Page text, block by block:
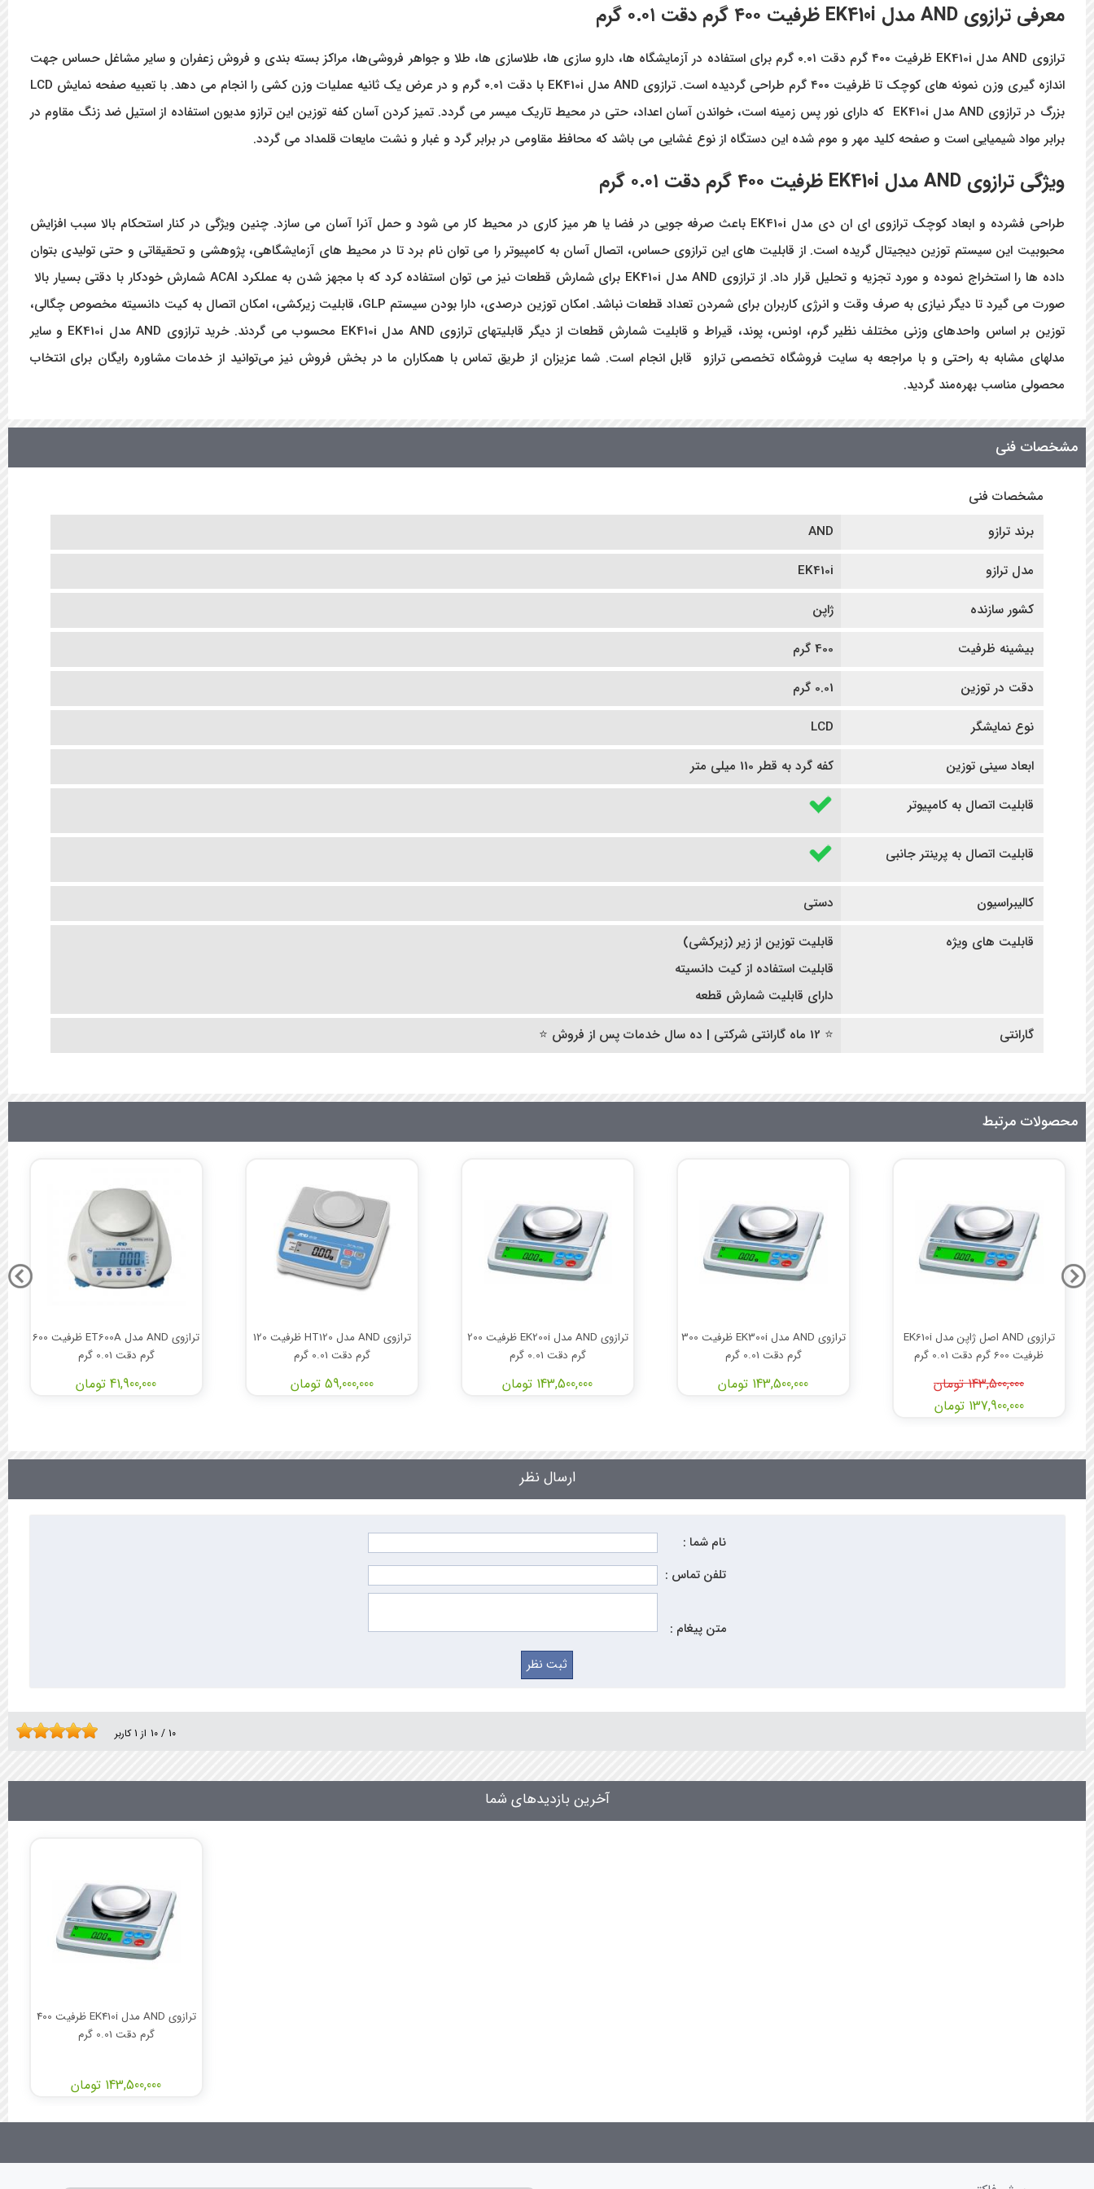
معرفیترازوی AND مدل EK410i ظرفیت ۴۰۰ گرم دقت ۰.۰۱ گرم
ترازوی AND مدل EK410i ظرفیت ۴۰۰ گرم دقت ۰.۰۱ گرم
برای استفاده در آزمایشگاه ها، دارو سازی ها، طلاسازی ها، طلا و جواهر فروشی‌ها، مراکز بسته بندی و فروش زعفران و سایر مشاغل حساس جهت
اندازه گیری وزن نمونه های کوچک تا ظرفیت ۴۰۰ گرم طراحی گردیده است. ترازوی AND مدل EK410i با دقت ۰.۰۱ گرم و در عرض یک ثانیه عملیات وزن کشی را انجام می دهد. با تعبیه صفحه نمایش LCD
بزرگ در ترازوی AND مدل EK410i
که دارای نور پس زمینه است، خواندن آسان اعداد، حتی در محیط تاریک میسر می گردد. تمیز کردن آسان کفه توزین این ترازو مدیون استفاده از استیل ضد زنگ مقاوم در
برابر مواد شیمیایی است و صفحه کلید مهر و موم شده این دستگاه از نوع غشایی می باشد که محافظ مقاومی در برابر گرد و غبار و نشت مایعات قلمداد می گردد.
ویژگیترازویAND مدل EK410i ظرفیت ۴۰۰ گرم دقت ۰.۰۱ گرم
طراحی فشرده و ابعاد کوچک ترازوی ای ان دی مدل EK410i باعث صرفه جویی در فضا یا هر میز کاری در محیط کار می شود و حمل آنرا آسان می سازد. چنین ویژگی در کنار استحکام بالا سبب افزایش
محبوبیت این سیستم توزین دیجیتال گریده است. از قابلیت های این ترازوی حساس، اتصال آسان به کامپیوتر را می توان نام برد تا در محیط های آزمایشگاهی، پژوهشی و تحقیقاتی و حتی تولیدی بتوان
داده ها را استخراج نموده و مورد تجزیه و تحلیل قرار داد. از ترازوی AND مدل EK410i
برای شمارش قطعات نیز می توان استفاده کرد که با مجهز شدن به عملکرد ACAI
شمارش خودکار با دقتی بسیار بالا
صورت می گیرد تا دیگر نیازی به صرف وقت و انرژی کاربران برای شمردن تعداد قطعات نباشد.
امکان توزین درصدی، دارا بودن سیستم GLP، قابلیت زیرکشی، امکان اتصال به کیت دانسیته مخصوص چگالی،
توزین بر اساس واحدهای وزنی مختلف نظیر گرم، اونس، پوند، قیراط و قابلیت شمارش قطعات از دیگر قابلیتهای ترازوی AND مدل EK410i محسوب می گردند. خرید ترازوی AND مدل EK410i
و سایر
مدلهای مشابه به راحتی و با مراجعه به سایت فروشگاه تخصصی ترازو قابل انجام است. شما عزیزان از طریق تماس با همکاران ما در بخش فروش نیز می‌توانید از خدمات مشاوره رایگان برای انتخاب
محصولی مناسب بهره‌مند گردید.
مشخصات فنی
مشخصات فنی
برند ترازو
AND
مدل ترازو
EK410i
کشور سازنده
ژاپن
بیشینه ظرفیت
400 گرم
دقت در توزین
0.01 گرم
نوع نمایشگر
LCD
ابعاد سینی توزین
کفه گرد به قطر 110 میلی متر
قابلیت اتصال به کامپیوتر
قابلیت اتصال به پرینتر جانبی
کالیبراسیون
دستی
قابلیت های ویژه
قابلیت توزین از زیر (زیرکشی)
قابلیت استفاده از کیت دانسیته
دارای قابلیت شمارش قطعه
گارانتی
⭐ 12 ماه گارانتی شرکتی | ده سال خدمات پس از فروش ⭐
محصولات مرتبط
ترازوی AND مدل ET600A ظرفیت 600
گرم دقت 0.01 گرم
41,900,000 تومان
ترازوی AND مدل HT120 ظرفیت 120
گرم دقت 0.01 گرم
59,000,000 تومان
ترازوی AND مدل EK200i ظرفیت 200
گرم دقت 0.01 گرم
143,500,000 تومان
ترازوی AND مدل EK300i ظرفیت 300
گرم دقت 0.01 گرم
143,500,000 تومان
ترازوی AND اصل ژاپن مدل EK610i
ظرفیت 600 گرم دقت 0.01 گرم
143,500,000 تومان
137,900,000 تومان
ارسال نظر
نام شما :
تلفن تماس :
متن پیغام :
10 / 10 از 1کاربر
آخرین بازدیدهای شما
ترازوی AND مدل EK410i ظرفیت 400
گرم دقت 0.01 گرم
143,500,000 تومان